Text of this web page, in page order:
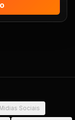
Midias Sociais